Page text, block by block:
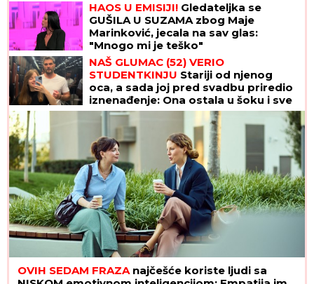
HAOS U EMISIJI! Gledateljka se
GUŠILA U SUZAMA zbog Maje
Marinković, jecala na sav glas:
"Mnogo mi je teško"
NAŠ GLUMAC (52) VERIO
STUDENTKINJU Stariji od njenog
oca, a sada joj pred svadbu priredio
iznenađenje: Ona ostala u šoku i sve
podelila (Foto)
OVIH SEDAM FRAZAnajčešće koriste ljudi sa